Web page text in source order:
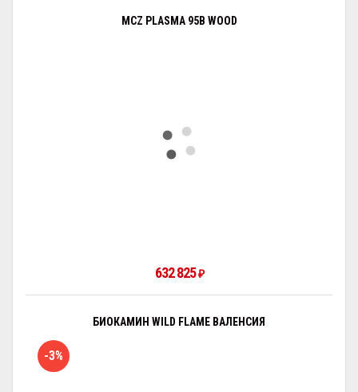
MCZ PLASMA 95B WOOD
632 825₽
БИОКАМИН WILD FLAME ВАЛЕНСИЯ
-3%